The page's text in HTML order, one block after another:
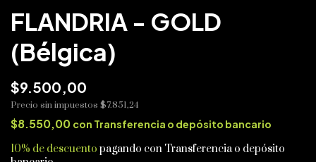
FLANDRIA - GOLD
(Bélgica)
$9.500,00
Precio sin impuestos $7.851,24
$8.550,00 con Transferencia o depósito bancario
10% de descuento pagando con Transferencia o depósito